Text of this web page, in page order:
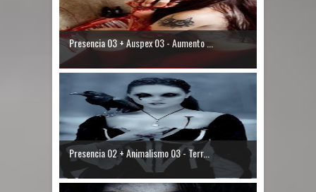
Presencia 03 + Auspex 03 - Aumento ...
Presencia 02 + Animalismo 03 - Terr...